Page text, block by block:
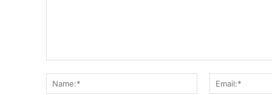
Name:*